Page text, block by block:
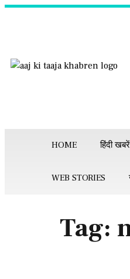
HOME हिंदी खबरें
WEB STORIES
Tag: